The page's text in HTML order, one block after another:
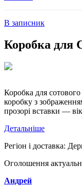
В записник
Коробка для
Коробка для
коробку з
прозорі вставки —
Детальніше
Регіон і доставка:
Оголошення
Андрей